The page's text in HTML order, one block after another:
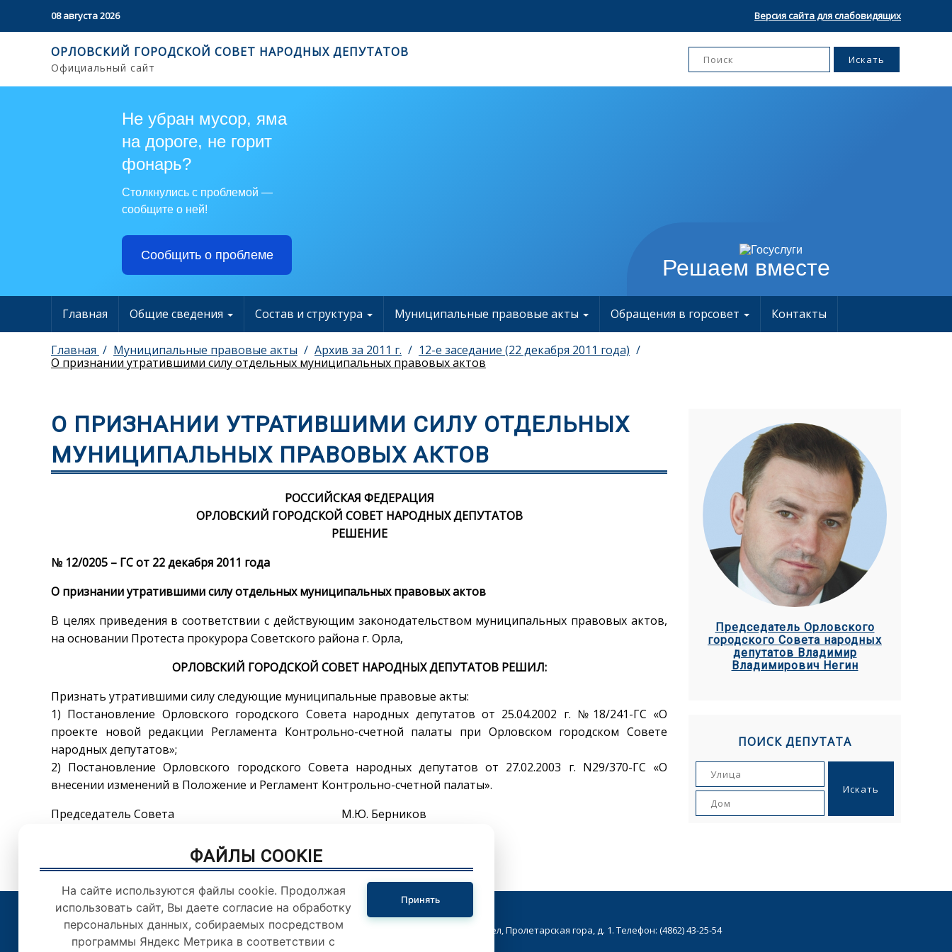
08 августа 2026 Версия сайта для слабовидящих
ОРЛОВСКИЙ ГОРОДСКОЙ СОВЕТ НАРОДНЫХ ДЕПУТАТОВ
Официальный сайт
Решаем вместе
Не убран мусор, яма
на дороге, не горит
фонарь?
Столкнулись с проблемой —
сообщите о ней!
Сообщить о проблеме
Главная Общие сведения Состав и структура Муниципальные правовые акты Обращения в горсовет Контакты
Главная Муниципальные правовые акты Архив за 2011 г.
12-е заседание (22 декабря 2011 года)
О признании утратившими силу отдельных муниципальных правовых актов
О ПРИЗНАНИИ УТРАТИВШИМИ СИЛУ ОТДЕЛЬНЫХ
МУНИЦИПАЛЬНЫХ ПРАВОВЫХ АКТОВ
РОССИЙСКАЯ ФЕДЕРАЦИЯ
ОРЛОВСКИЙ ГОРОДСКОЙ СОВЕТ НАРОДНЫХ ДЕПУТАТОВ
РЕШЕНИЕ
№ 12/0205 – ГС от 22 декабря 2011 года
О признании утратившими силу отдельных муниципальных правовых актов
В целях приведения в соответствии с действующим законодательством муниципальных правовых актов,
на основании Протеста прокурора Советского района г. Орла,
ОРЛОВСКИЙ ГОРОДСКОЙ СОВЕТ НАРОДНЫХ ДЕПУТАТОВ РЕШИЛ:
Признать утратившими силу следующие муниципальные правовые акты:
1) Постановление Орловского городского Совета народных депутатов от 25.04.2002 г. №18/241-ГС «О
проекте новой редакции Регламента Контрольно-счетной палаты при Орловском городском Совете
народных депутатов»;
2) Постановление Орловского городского Совета народных депутатов от 27.02.2003 г. N29/370-ГС «О
внесении изменений в Положение и Регламент Контрольно-счетной палаты».
Председатель Совета М.Ю. Берников
Председатель Орловского
городского Совета народных
депутатов Владимир
Владимирович Негин
ПОИСК ДЕПУТАТА
© Орловский городской Совет народных депутатов. г.Орел, Пролетарская гора, д. 1. Телефон: (4862) 43-25-54
ФАЙЛЫ COOKIE
На сайте используются файлы cookie. Продолжая
использовать сайт, Вы даете согласие на обработку
персональных данных, собираемых посредством
программы Яндекс Метрика в соответствии с
Принять